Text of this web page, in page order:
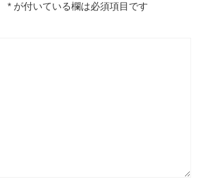
* が付いている欄は必須項目です